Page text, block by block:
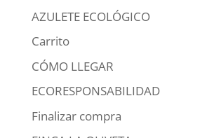
AZULETE ECOLÓGICO
Carrito
CÓMO LLEGAR
ECORESPONSABILIDAD
Finalizar compra